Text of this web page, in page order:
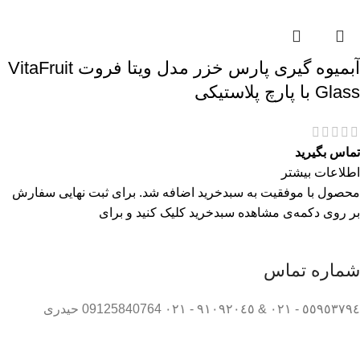
آبمیوه گیری پارس خزر مدل ویتا فروت VitaFruit
Glass با پارچ پلاستیکی
تماس بگیرید
اطلاعات بیشتر
محصول با موفقیت به سبدخرید اضافه شد. برای ثبت نهایی سفارش
بر روی دکمه‌ی مشاهده سبدخرید کلیک کنید و برای
شماره تماس
٥٥٩٥٣٧٩٤ - ٠٢١ & ٩١٠٩٢٠٤٥ - ٠٢١ 09125840764 حیدری